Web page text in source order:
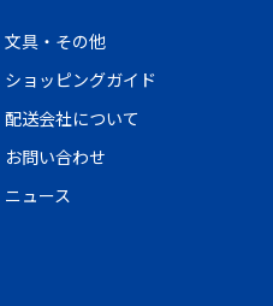
文具・その他
ショッピングガイド
配送会社について
お問い合わせ
ニュース